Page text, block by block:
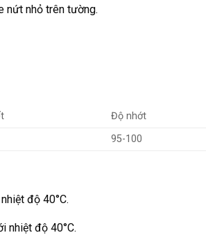
nứt nhỏ trên tường.
Độ nhớt
95-100
độ 40°C.
nhiệt độ 40°C.